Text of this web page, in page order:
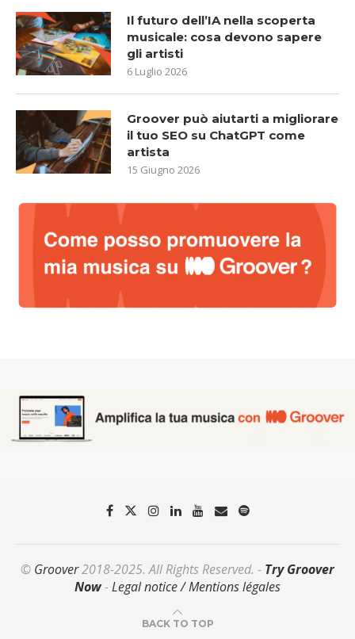
Il futuro dell’IA nella scoperta
musicale: cosa devono sapere
gli artisti
6 Luglio 2026
Groover può aiutarti a migliorare
il tuo SEO su ChatGPT come
artista
15 Giugno 2026
© Groover2018-2025. All Rights Reserved. - Try Groover
Now-Legal notice / Mentions légales
BACK TO TOP